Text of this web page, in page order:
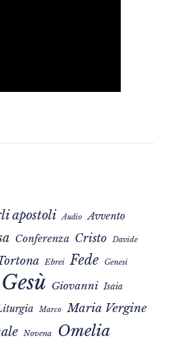
apostoli Audio Avvento
Conferenza Cristo Davide
Ebrei Fede Genesi
Gesù Giovanni Isaia
Marco Maria Vergine
Novena Omelia